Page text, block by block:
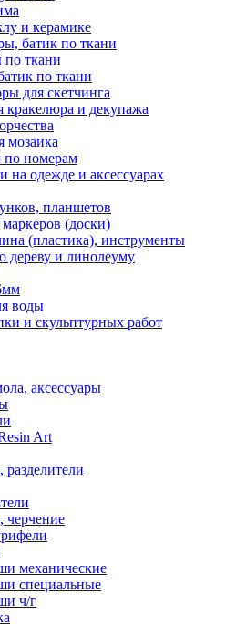
и керамике
батик по ткани
ткани
по ткани
для скетчинга
кракелюра и декупажа
мозаика
номерам
на одежде и аксессуарах
планшетов
(доски)
(пластика), инструменты
дереву и линолеуму
воды
и скульптурных работ
аксессуары
Art
черчение
механические
специальные
ч/г